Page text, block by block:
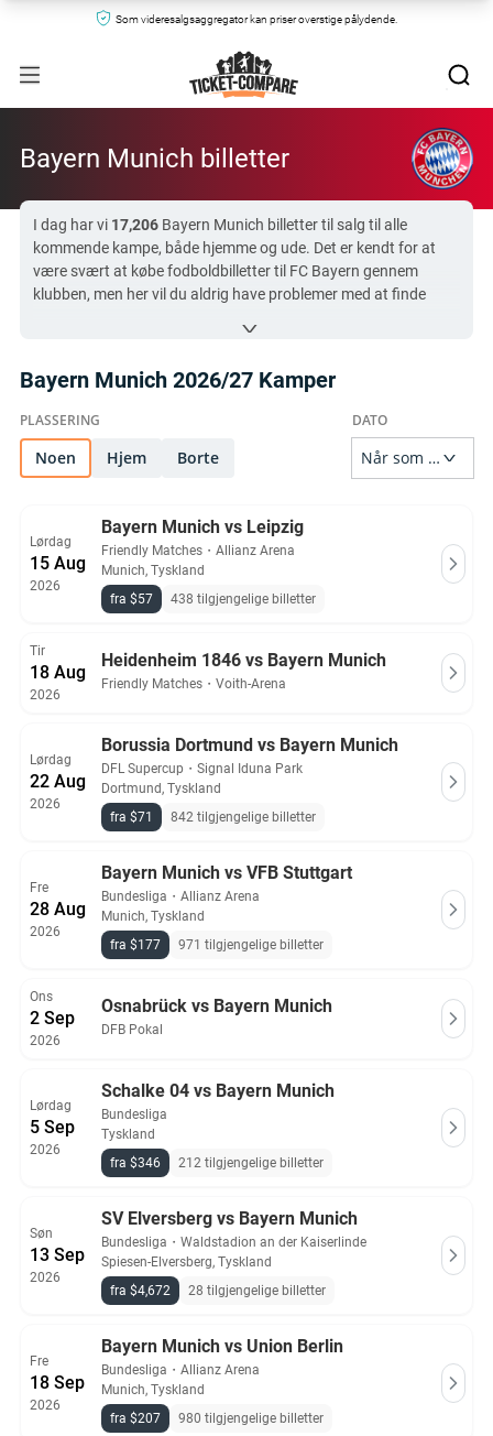
Som videresalgsaggregator kan priser overstige pålydende.
Bayern Munich billetter
I dag har vi 17,206 Bayern Munich billetter til salg til alle
kommende kampe, både hjemme og ude. Det er kendt for at
være svært at købe fodboldbilletter til FC Bayern gennem
klubben, men her vil du aldrig have problemer med at finde
interesse, erBorussia Dortmund mot Bayern Munich
udebane – uden besvær.
og kommer fra forhåndsgodkjente selgere som tilbyr 100%
garanti.
Bayern Munich 2026/27 Kamper
Noen Hjem Borte
Lørdag
15 Aug
2026
Bayern Munich vs Leipzig
Friendly Matches ・ Allianz Arena
Munich, Tyskland
fra $57
438 tilgjengelige billetter
Tir
18 Aug
2026
Heidenheim 1846 vs Bayern Munich
Friendly Matches ・ Voith-Arena
Lørdag
22 Aug
2026
Borussia Dortmund vs Bayern Munich
DFL Supercup ・ Signal Iduna Park
Dortmund, Tyskland
fra $71
842 tilgjengelige billetter
Fre
28 Aug
2026
Bayern Munich vs VFB Stuttgart
Bundesliga ・ Allianz Arena
Munich, Tyskland
fra $177
971 tilgjengelige billetter
Ons
2 Sep
2026
Osnabrück vs Bayern Munich
DFB Pokal
Lørdag
5 Sep
2026
Schalke 04 vs Bayern Munich
Bundesliga
Tyskland
fra $346
212 tilgjengelige billetter
Søn
13 Sep
2026
SV Elversberg vs Bayern Munich
Bundesliga ・ Waldstadion an der Kaiserlinde
Spiesen-Elversberg, Tyskland
fra $4,672
28 tilgjengelige billetter
Fre
18 Sep
2026
Bayern Munich vs Union Berlin
Bundesliga ・ Allianz Arena
Munich, Tyskland
fra $207
980 tilgjengelige billetter